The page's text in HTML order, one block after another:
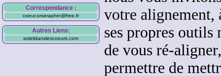
Correspondance :
coeur.orseraphin@free.fr
Autres Liens:
soleildanslescoeurs.com
votre alignement,
ses propres
de vous ré-
permettre de